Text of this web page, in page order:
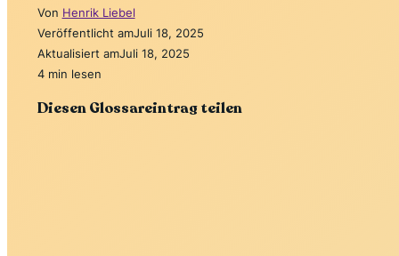
Von Henrik Liebel
Veröffentlicht amJuli 18, 2025
Aktualisiert amJuli 18, 2025
4 min lesen
Diesen Glossareintrag teilen